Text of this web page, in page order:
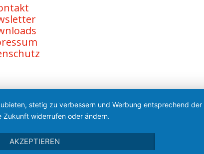
stetig zu verbessern und Werbung entsprechend
Zukunft widerrufen oder ändern.
AKZEPTIEREN